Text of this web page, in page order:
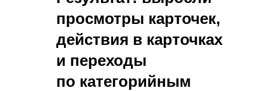
просмотры карточек,
действия в карточках
и переходы
по категорийным